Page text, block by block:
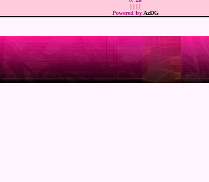
| | | |
Powered by AzDG